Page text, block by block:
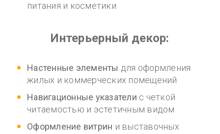
питания и косметики
Интерьерный декор:
Настенные элементы для оформления
жилых и коммерческих помещений
Навигационные указатели с четкой
читаемостью и эстетичным видом
Оформление витрин и выставочных